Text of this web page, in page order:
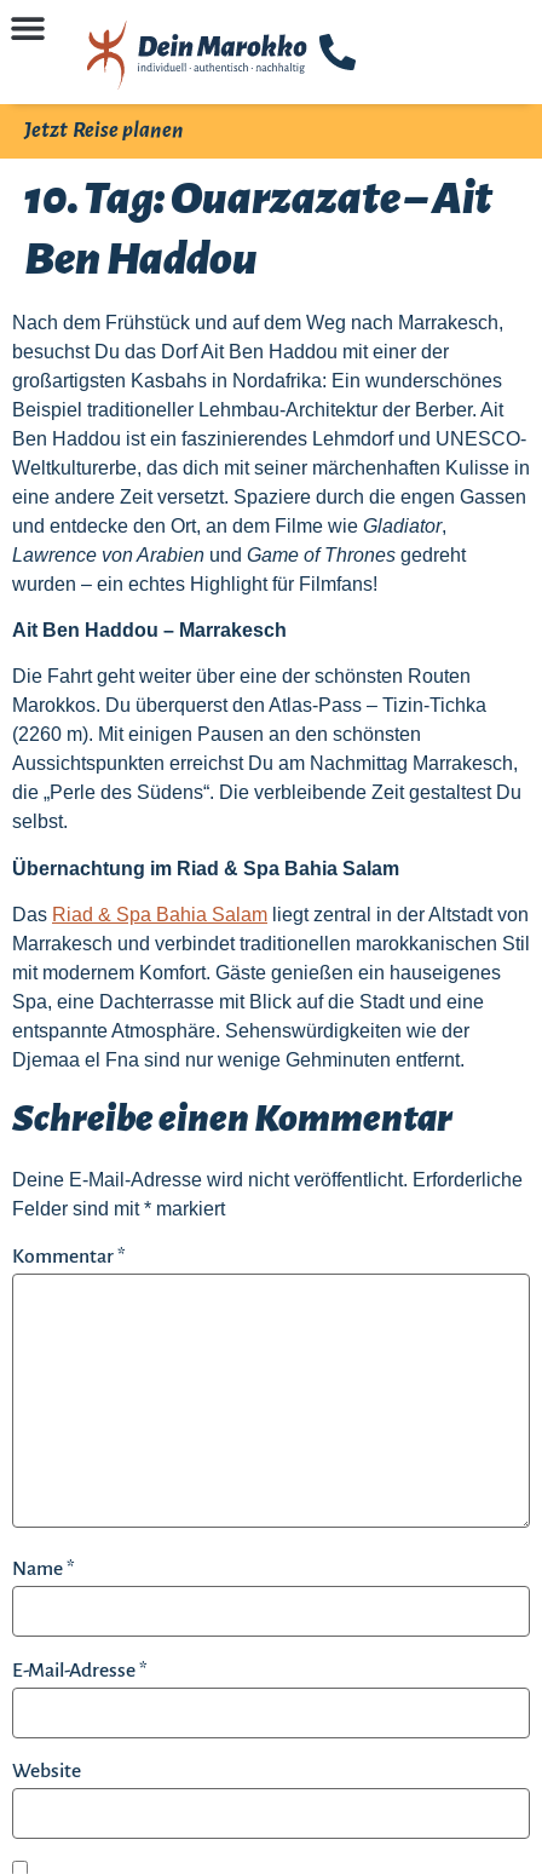
Jetzt Reise planen
10. Tag: Ouarzazate – Ait
Ben Haddou
Nach dem Frühstück und auf dem Weg nach Marrakesch,
besuchst Du das Dorf Ait Ben Haddou mit einer der
großartigsten Kasbahs in Nordafrika: Ein wunderschönes
Beispiel traditioneller Lehmbau-Architektur der Berber. Ait
Ben Haddou ist ein faszinierendes Lehmdorf und UNESCO-
Weltkulturerbe, das dich mit seiner märchenhaften Kulisse in
eine andere Zeit versetzt. Spaziere durch die engen Gassen
und entdecke den Ort, an dem Filme wie Gladiator,
Lawrence von Arabien und Game of Thrones gedreht
wurden – ein echtes Highlight für Filmfans!
Ait Ben Haddou – Marrakesch
Die Fahrt geht weiter über eine der schönsten Routen
Marokkos. Du überquerst den Atlas-Pass – Tizin-Tichka
(2260 m). Mit einigen Pausen an den schönsten
Aussichtspunkten erreichst Du am Nachmittag Marrakesch,
die „Perle des Südens“. Die verbleibende Zeit gestaltest Du
selbst.
Übernachtung im Riad & Spa Bahia Salam
Das Riad & Spa Bahia Salam liegt zentral in der Altstadt von
Marrakesch und verbindet traditionellen marokkanischen Stil
mit modernem Komfort. Gäste genießen ein hauseigenes
Spa, eine Dachterrasse mit Blick auf die Stadt und eine
entspannte Atmosphäre. Sehenswürdigkeiten wie der
Djemaa el Fna sind nur wenige Gehminuten entfernt.
Schreibe einen Kommentar
Deine E-Mail-Adresse wird nicht veröffentlicht. Erforderliche
Felder sind mit* markiert
Kommentar*
Name*
E-Mail-Adresse*
Website